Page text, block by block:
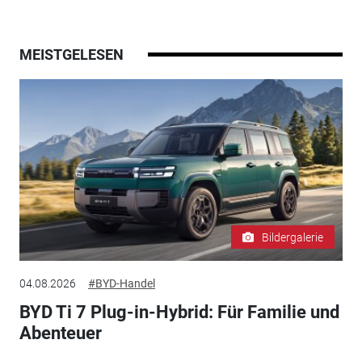
MEISTGELESEN
Bildergalerie
04.08.2026 #BYD-Handel
BYD Ti 7 Plug-in-Hybrid: Für Familie und
Abenteuer